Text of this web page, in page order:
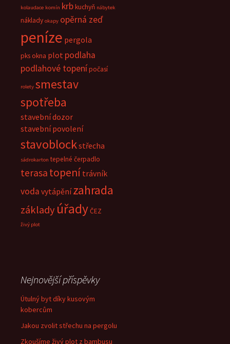
kolaudace komín krbkuchyň nábytek
náklady okapy opěrná zeď
peníze pergola
pks okna plot podlaha
podlahové topenípočasí
rolety smestav
spotřeba
stavební dozor
stavební povolení
stavoblockstřecha
sádrokarton tepelné čerpadlo
terasa topení trávník
voda vytápění zahrada
základyúřadyČEZ
živý plot
Nejnovější příspěvky
Útulný byt díky kusovým
kobercům
Jakou zvolit střechu na pergolu
Zkoušíme živý plot z bambusu